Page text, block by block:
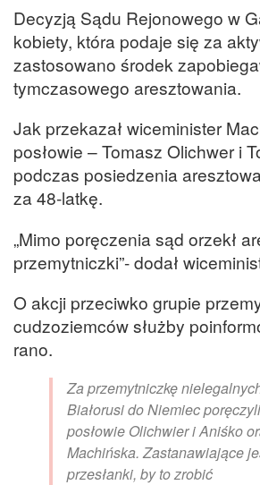
Decyzją Sądu Rejonowego w
kobiety, która podaje się za
zastosowano środek
tymczasowego aresztowania.
Jak przekazał wiceminister
posłowie – Tomasz Olichwer i
podczas posiedzenia
za 48-latkę.
„Mimo poręczenia sąd orzekł
przemytniczki”- dodał
O akcji przeciwko grupie
cudzoziemców służby
rano.
Za przemytniczkę
Białorusi do Niemiec
posłowie Olichwier i Aniśko
Machińska. Zastanawiające
przesłanki, by to zrobić